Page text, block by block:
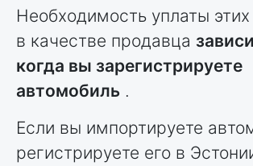
Необходимость уплаты
в качестве продавца
когда вы зарегистрируете
автомобиль .
Если вы импортируете
регистрируете его в